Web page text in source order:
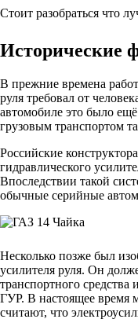
Стоит разобраться что
Исторические
В прежние времена
руля требовал от
автомобиле это было
грузовым транспортом
Российские
гидравлического
Впоследствии такой
обычные серийные
Несколько позже был
усилителя руля. Он
транспортного средства
ГУР. В настоящее время
считают, что